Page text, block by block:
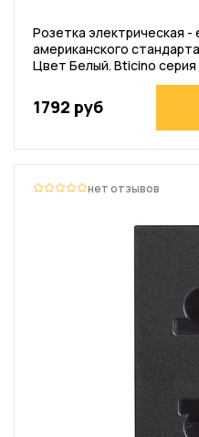
Розетка электрическая -
американского
Цвет Белый. Bticino серия
1792 руб
нет отзывов